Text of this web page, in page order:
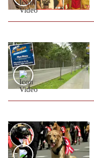
Política
De
Privacidad
De
Cookies
Preguntas
Frecuentes